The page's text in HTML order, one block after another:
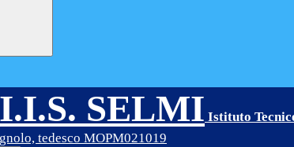
I.I.S. SELMI Istituto
tedesco MOPM021019